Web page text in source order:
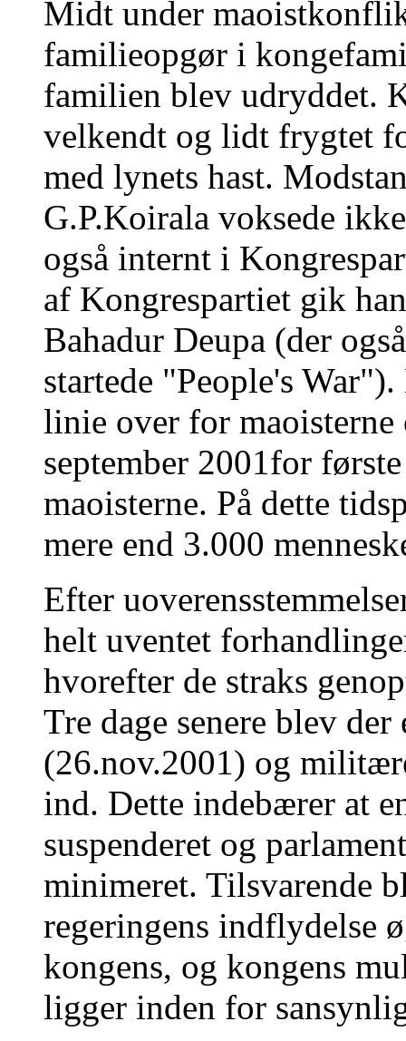
Midt under
familieopgør i
familien blev udryddet.
velkendt og lidt frygtet
med lynets hast.
G.P.Koirala voksede
også internt i
af Kongrespartiet gik
Bahadur Deupa (der
startede "People's
linie over for
september 2001for
maoisterne. På dette
mere end 3.000
Efter
helt uventet
hvorefter de straks
Tre dage senere blev
(26.nov.2001) og
ind. Dette indebærer at
suspenderet og
minimeret. Tilsvarende
regeringens indflydelse
kongens, og kongens
ligger inden for